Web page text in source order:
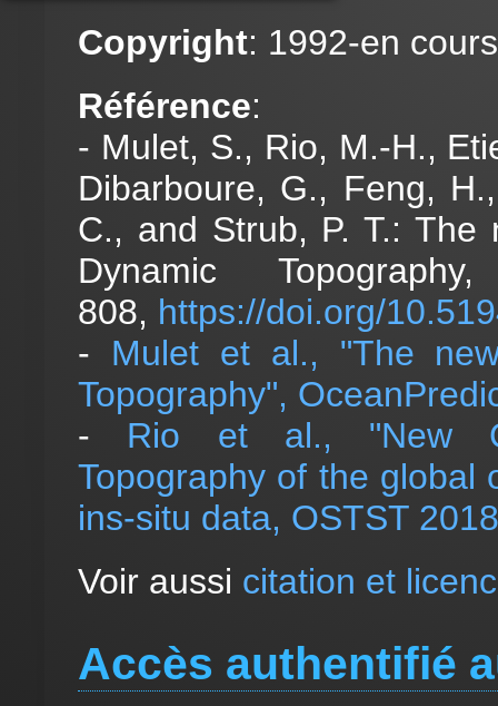
Copyright: 1992-en
Référence:
- Mulet, S., Rio, M.-H.,
Dibarboure, G., Feng,
C., and Strub, P. T.: The
Dynamic
808, https://doi.org/
- Mulet et al., "The
Topography",
- Rio et al., "New
Topography of the global
ins-situ data, OSTST 2018
Voir aussi citation et
Accès authentifié